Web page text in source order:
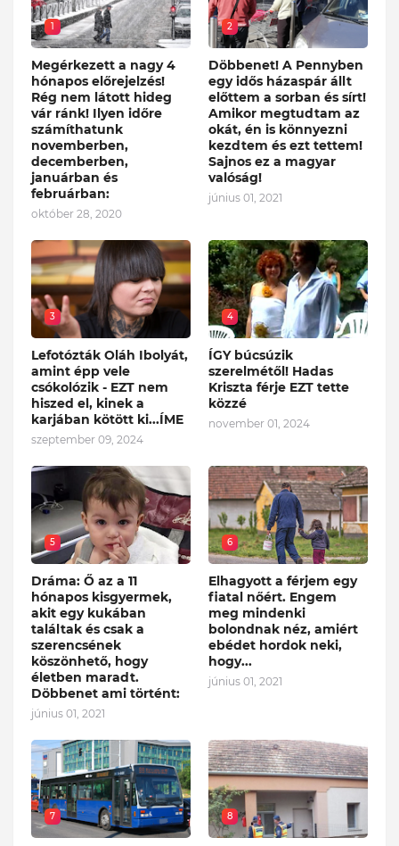
1
Megérkezett a nagy 4
hónapos előrejelzés!
Rég nem látott hideg
vár ránk! Ilyen időre
számíthatunk
novemberben,
decemberben,
januárban és
februárban:
október 28, 2020
2
Döbbenet! A Pennyben
egy idős házaspár állt
előttem a sorban és sírt!
Amikor megtudtam az
okát, én is könnyezni
kezdtem és ezt tettem!
Sajnos ez a magyar
valóság!
június 01, 2021
3
Lefotózták Oláh Ibolyát,
amint épp vele
csókolózik - EZT nem
hiszed el, kinek a
karjában kötött ki...ÍME
szeptember 09, 2024
4
ÍGY búcsúzik
szerelmétől! Hadas
Kriszta férje EZT tette
közzé
november 01, 2024
5
Dráma: Ő az a 11
hónapos kisgyermek,
akit egy kukában
találtak és csak a
szerencsének
köszönhető, hogy
életben maradt.
Döbbenet ami történt:
június 01, 2021
6
Elhagyott a férjem egy
fiatal nőért. Engem
meg mindenki
bolondnak néz, amiért
ebédet hordok neki,
hogy...
június 01, 2021
7 8